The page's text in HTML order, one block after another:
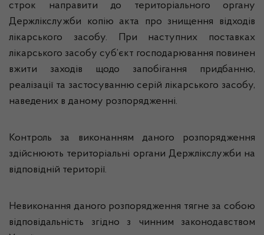
строк направити до територіального органу
Держлікслужби копію акта про знищення відходів
лікарського засобу. При наступних поставках
лікарського засобу суб’єкт господарювання повинен
вжити заходів щодо запобігання придбанню,
реалізації та застосуванню серій лікарського засобу,
наведених в даному розпорядженні.
Контроль за виконанням даного розпорядження
здійснюють територіальні органи Держлікслужби на
відповідній території.
Невиконання даного розпорядження тягне за собою
відповідальність згідно з чинним законодавством